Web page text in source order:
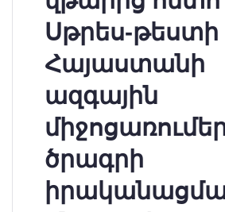
Սթրես-թեստի
Հայաստանի
ազգային
ծրագրի